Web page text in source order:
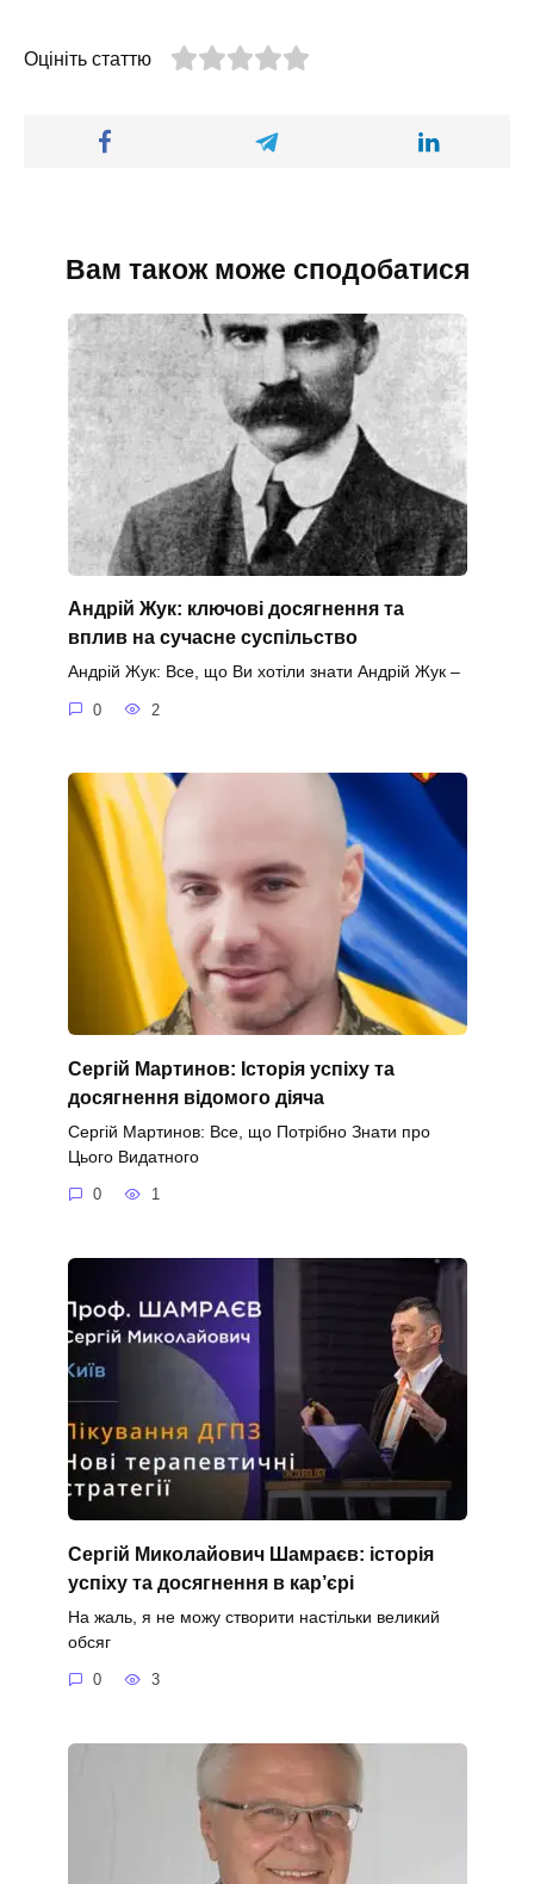
Оцініть статтю
Вам також може сподобатися
Андрій Жук: ключові досягнення та
вплив на сучасне суспільство
Андрій Жук: Все, що Ви хотіли знати Андрій Жук –
0 2
Сергій Мартинов: Історія успіху та
досягнення відомого діяча
Сергій Мартинов: Все, що Потрібно Знати про
Цього Видатного
0 1
Сергій Миколайович Шамраєв: історія
успіху та досягнення в кар’єрі
На жаль, я не можу створити настільки великий
обсяг
0 3